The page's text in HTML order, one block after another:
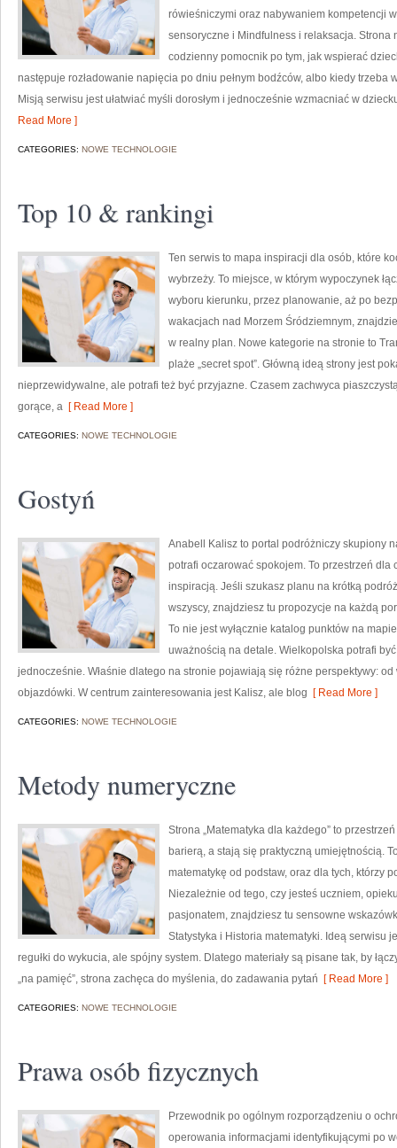
rówieśniczymi oraz nabywaniem kompetencji
sensoryczne i Mindfulness i relaksacja. Strona
codzienny pomocnik po tym, jak wspierać
następuje rozładowanie napięcia po dniu pełnym bodźców, albo kiedy trzeba
Misją serwisu jest ułatwiać myśli dorosłym i jednocześnie wzmacniać w
Read More ]
CATEGORIES: NOWE TECHNOLOGIE
Top 10 & rankingi
Ten serwis to mapa inspiracji dla osób, które
wybrzeży. To miejsce, w którym wypoczynek
wyboru kierunku, przez planowanie, aż po
wakacjach nad Morzem Śródziemnym,
w realny plan. Nowe kategorie na stronie to
plaże „secret spot”. Główną ideą strony jest
nieprzewidywalne, ale potrafi też być przyjazne. Czasem zachwyca
gorące, a [ Read More ]
CATEGORIES: NOWE TECHNOLOGIE
Gostyń
Anabell Kalisz to portal podróżniczy skupiony
potrafi oczarować spokojem. To przestrzeń dla
inspiracją. Jeśli szukasz planu na krótką
wszyscy, znajdziesz tu propozycje na każdą
To nie jest wyłącznie katalog punktów na
uważnością na detale. Wielkopolska potrafi
jednocześnie. Właśnie dlatego na stronie pojawiają się różne perspektywy:
objazdówki. W centrum zainteresowania jest Kalisz, ale blog [ Read More ]
CATEGORIES: NOWE TECHNOLOGIE
Metody numeryczne
Strona „Matematyka dla każdego” to
barierą, a stają się praktyczną umiejętnością.
matematykę od podstaw, oraz dla tych, którzy
Niezależnie od tego, czy jesteś uczniem,
pasjonatem, znajdziesz tu sensowne
Statystyka i Historia matematyki. Ideą serwisu
regułki do wykucia, ale spójny system. Dlatego materiały są pisane tak, by
„na pamięć”, strona zachęca do myślenia, do zadawania pytań [ Read More ]
CATEGORIES: NOWE TECHNOLOGIE
Prawa osób fizycznych
Przewodnik po ogólnym rozporządzeniu o
operowania informacjami identyfikującymi po